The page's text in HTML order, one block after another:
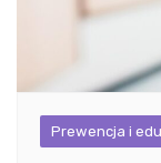
Prewencja i